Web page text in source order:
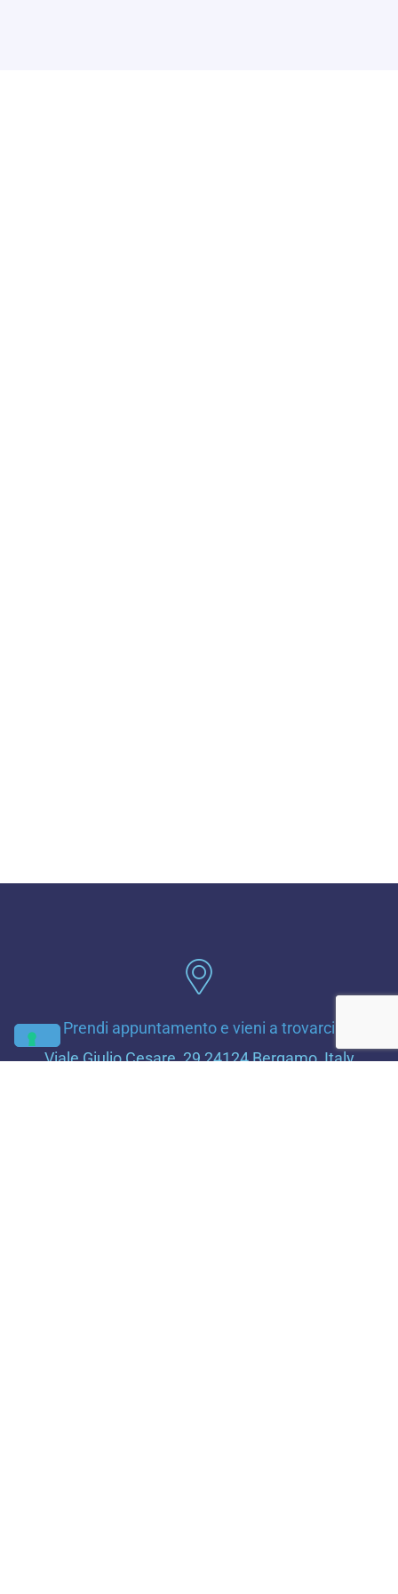
Prendi appuntamento e vieni a trovarci
Viale Giulio Cesare, 29 24124 Bergamo, Italy